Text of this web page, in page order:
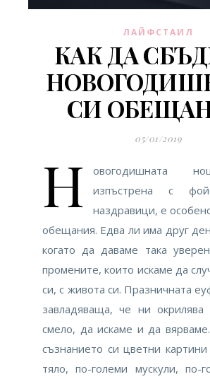
ЛАЙФСТАИЛ
КАК ДА
СИ
05/01/2019
Н
овогодишната
изпъстрена с
наздравици, е
обещания. Едва ли има друг
когато да даваме така
промените, които искаме да
си, с живота си. Празничната
завладяваща, че ни
смело, да искаме и да
съзнанието си цветни
тяло, по-големи мускули, по-